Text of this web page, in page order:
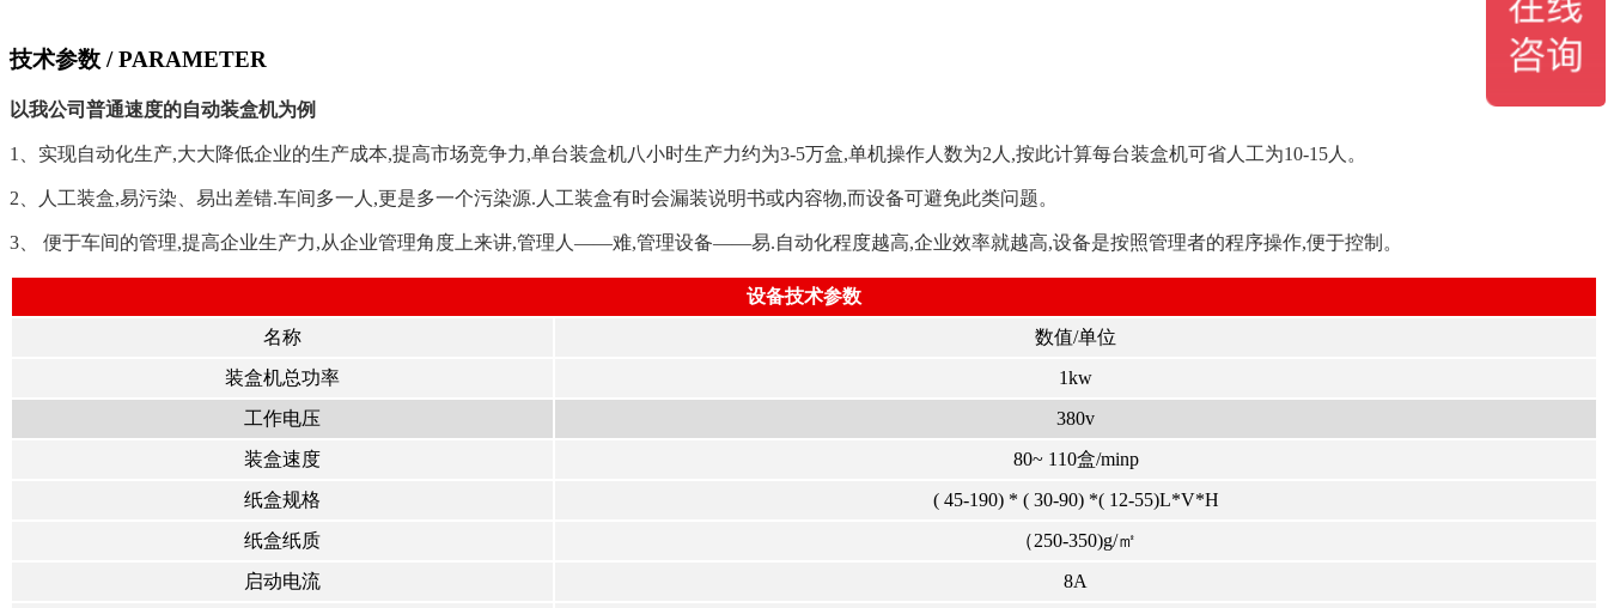
技术参数 / PARAMETER
以我公司普通速度的自动装盒机为例
1、实现自动化生产,大大降低企业的生产成本,提高市场竞争力,单台装盒机八小时生产力约为3-5万盒,单机操作人数为2人,按此计算每台装盒机可省人工为10-15人。
2、人工装盒,易污染、易出差错.车间多一人,更是多一个污染源.人工装盒有时会漏装说明书或内容物,而设备可避免此类问题。
3、 便于车间的管理,提高企业生产力,从企业管理角度上来讲,管理人——难,管理设备——易.自动化程度越高,企业效率就越高,设备是按照管理者的程序操作,便于控制。
设备技术参数
名称
数值/单位
装盒机总功率
1kw
工作电压
380v
装盒速度
80~ 110盒/minp
纸盒规格
( 45-190) * ( 30-90) *( 12-55)L*V*H
纸盒纸质
（250-350)g/㎡
启动电流
8A